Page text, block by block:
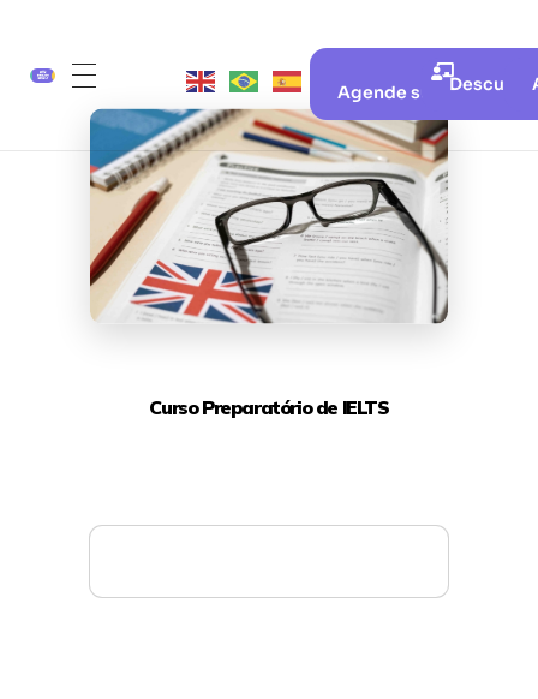
Agende sua aulaDescubra
Curso Preparatório de IELTS